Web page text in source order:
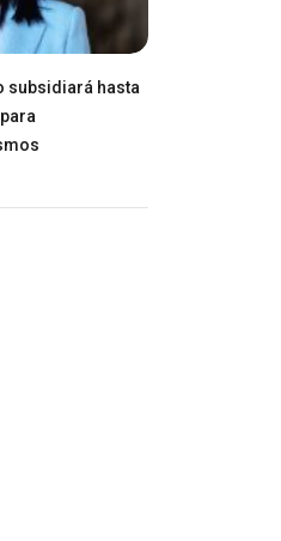
subsidiará hasta